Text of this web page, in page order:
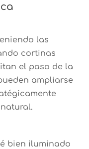
las
cortinas
el paso de la
ampliarse
bien iluminado